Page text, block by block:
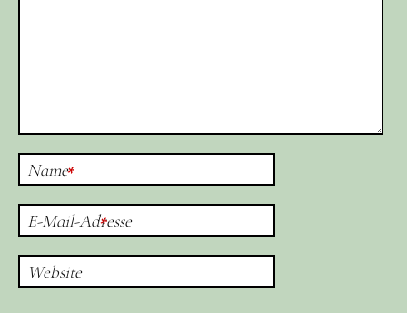
Name*
E-Mail-Adresse
*
Website